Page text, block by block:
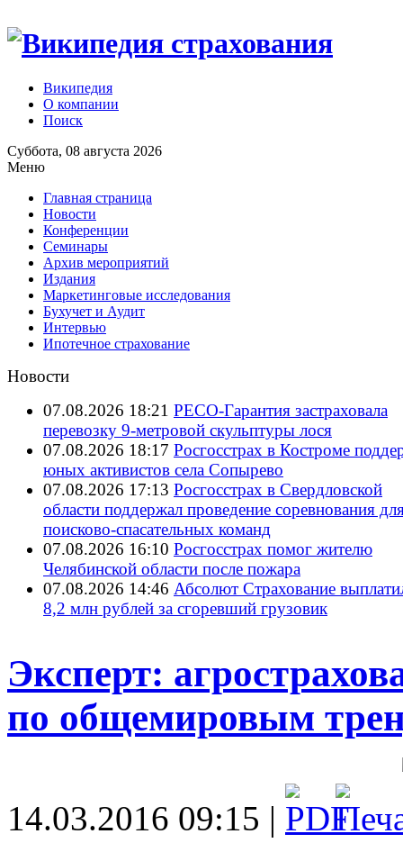
Википедия
О компании
Поиск
Суббота, 08 августа 2026
Меню
Главная страница
Новости
Конференции
Семинары
Архив мероприятий
Издания
Маркетинговые исследования
Бухучет и Аудит
Интервью
Ипотечное страхование
Новости
07.08.2026 18:21 РЕСО-Гарантия застраховала
перевозку 9-метровой скульптуры лося
07.08.2026 18:17 Росгосстрах в Костроме
юных активистов села Сопырево
07.08.2026 17:13 Росгосстрах в Свердловской
области поддержал проведение соревнования
поисково‑спасательных команд
07.08.2026 16:10 Росгосстрах помог жителю
Челябинской области после пожара
07.08.2026 14:46 Абсолют Страхование
8,2 млн рублей за сгоревший грузовик
Эксперт:
по общемировым
14.03.2016 09:15 |